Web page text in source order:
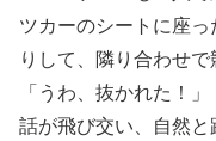
ツカーのシートに座
りして、隣り合わせ
「うわ、抜かれた！
話が飛び交い、自然と